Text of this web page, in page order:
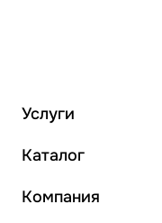
Услуги
Каталог
Компания